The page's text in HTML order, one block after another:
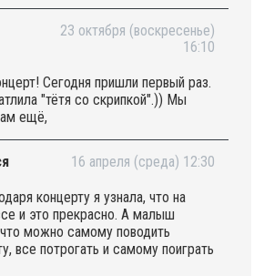
23 октября (воскресенье)
16:10
Сегодня пришли первый раз.
"тётя со скрипкой".)) Мы
ещё,
16 апреля (среда) 12:30
концерту я узнала, что на
и это прекрасно. А малыш
можно самому поводить
все потрогать и самому поиграть